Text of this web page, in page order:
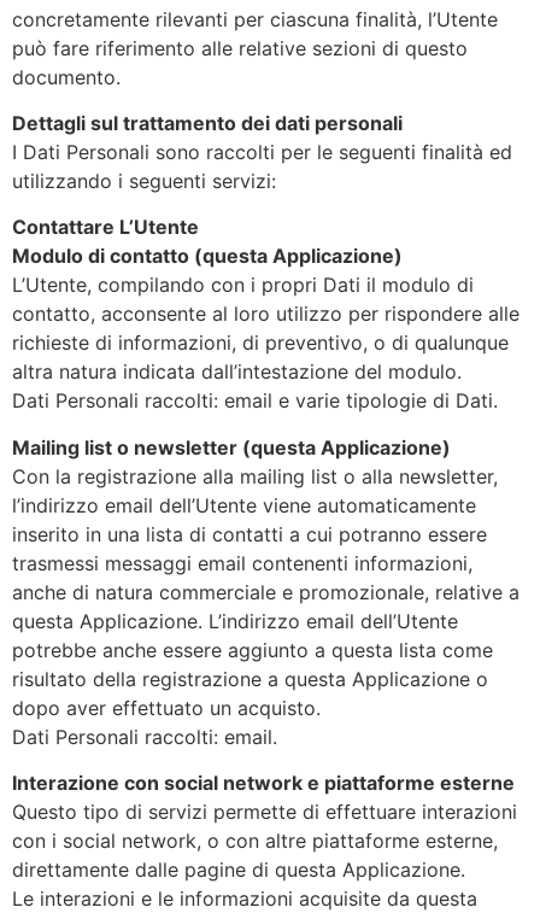
concretamente rilevanti per ciascuna finalità, l’Utente
può fare riferimento alle relative sezioni di questo
documento.
Dettagli sul trattamento dei dati personali
I Dati Personali sono raccolti per le seguenti finalità ed
utilizzando i seguenti servizi:
Contattare L’Utente
Modulo di contatto (questa Applicazione)
L’Utente, compilando con i propri Dati il modulo di
contatto, acconsente al loro utilizzo per rispondere alle
richieste di informazioni, di preventivo, o di qualunque
altra natura indicata dall’intestazione del modulo.
Dati Personali raccolti: email e varie tipologie di Dati.
Mailing list o newsletter (questa Applicazione)
Con la registrazione alla mailing list o alla newsletter,
l’indirizzo email dell’Utente viene automaticamente
inserito in una lista di contatti a cui potranno essere
trasmessi messaggi email contenenti informazioni,
anche di natura commerciale e promozionale, relative a
questa Applicazione. L’indirizzo email dell’Utente
potrebbe anche essere aggiunto a questa lista come
risultato della registrazione a questa Applicazione o
dopo aver effettuato un acquisto.
Dati Personali raccolti: email.
Interazione con social network e piattaforme esterne
Questo tipo di servizi permette di effettuare interazioni
con i social network, o con altre piattaforme esterne,
direttamente dalle pagine di questa Applicazione.
Le interazioni e le informazioni acquisite da questa